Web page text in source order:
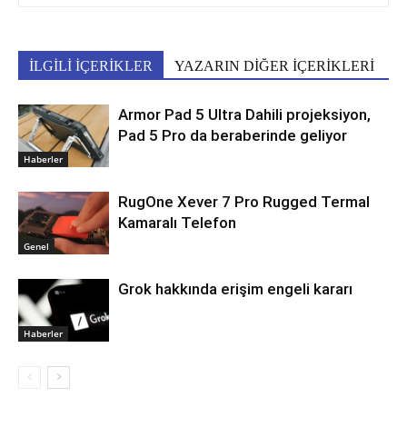
İLGİLİ İÇERİKLER YAZARIN DİĞER İÇERİKLERİ
Haberler
Armor Pad 5 Ultra Dahili projeksiyon,
Pad 5 Pro da beraberinde geliyor
Genel
RugOne Xever 7 Pro Rugged Termal
Kamaralı Telefon
Haberler
Grok hakkında erişim engeli kararı